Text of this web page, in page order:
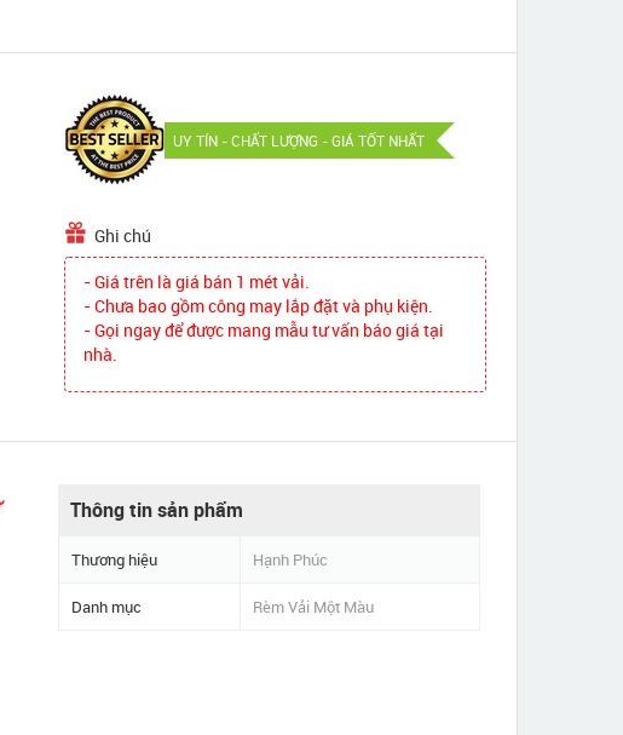
UY TÍN - CHẤT LƯỢNG - GIÁ TỐT NHẤT
Ghi chú
- Giá trên là giá bán 1 mét vải.
- Chưa bao gồm công may lắp đặt và phụ kiện.
- Gọi ngay để được mang mẫu tư vấn báo giá tại
nhà.
Thông tin sản phẩm
Thương hiệu Hạnh Phúc
Danh mục Rèm Vải Một Màu